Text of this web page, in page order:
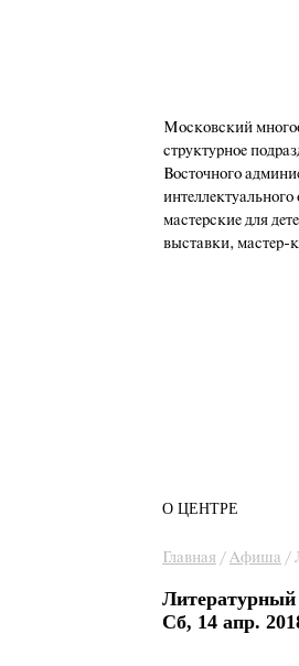
Московский
структурное
Восточного
мастерские для
выставки, мастер-
Главное меню
О ЦЕНТРЕ
Вы здесь
Главная / Афиша /
Литературный
Сб, 14 апр.